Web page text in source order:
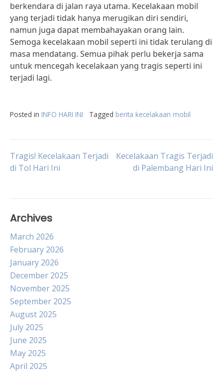
berkendara di jalan raya utama. Kecelakaan mobil
yang terjadi tidak hanya merugikan diri sendiri,
namun juga dapat membahayakan orang lain.
Semoga kecelakaan mobil seperti ini tidak terulang di
masa mendatang. Semua pihak perlu bekerja sama
untuk mencegah kecelakaan yang tragis seperti ini
terjadi lagi.
Posted in INFO HARI INI Tagged berita kecelakaan mobil
Post
Tragis! Kecelakaan Terjadi
di Tol Hari Ini
Kecelakaan Tragis Terjadi
di Palembang Hari Ini
Archives
March 2026
February 2026
January 2026
December 2025
November 2025
September 2025
August 2025
July 2025
June 2025
May 2025
April 2025